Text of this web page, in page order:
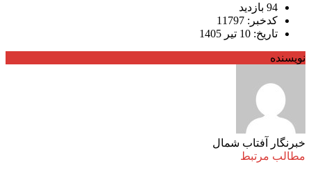
94 بازدید
کدخبر: 11797
تاریخ: 10 تیر 1405
نویسنده
خبرنگار آفتاب شمال
مطالب مرتبط